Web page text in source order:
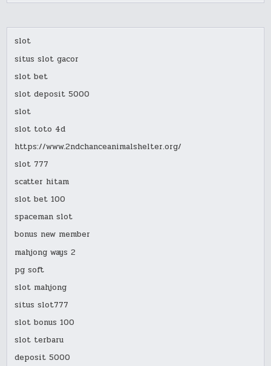
slot
situs slot gacor
slot bet
slot deposit 5000
slot
slot toto 4d
https://www.2ndchanceanimalshelter.org/
slot 777
scatter hitam
slot bet 100
spaceman slot
bonus new member
mahjong ways 2
pg soft
slot mahjong
situs slot777
slot bonus 100
slot terbaru
deposit 5000